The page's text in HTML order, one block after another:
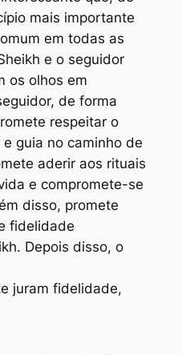
mais importante
em todas as
e o seguidor
os olhos em
de forma
respeitar o
guia no caminho de
aderir aos rituais
e compromete-se
disso, promete
fidelidade
Depois disso, o
juram fidelidade,